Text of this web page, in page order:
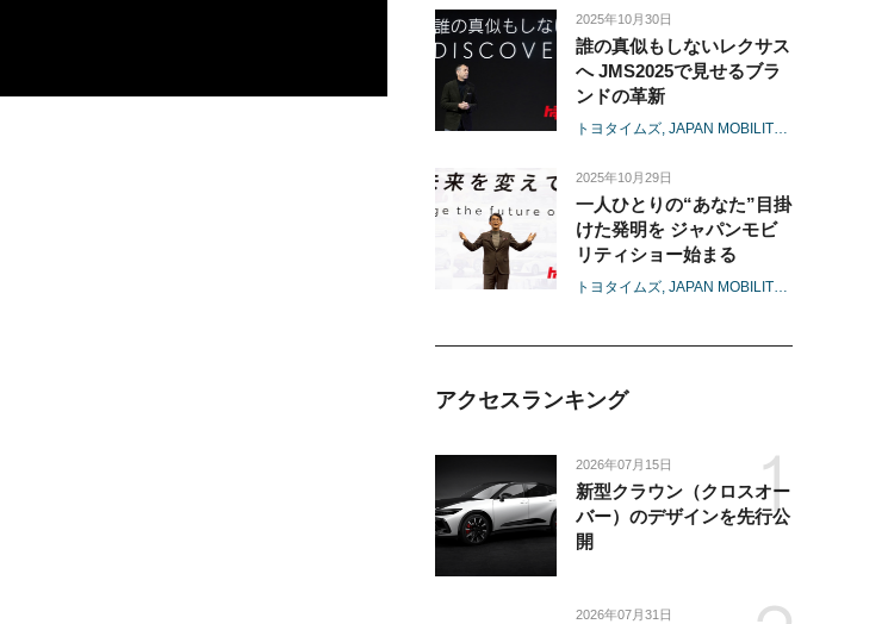
2025年10月30日
誰の真似もしないレクサス
へ JMS2025で見せるブラ
ンドの革新
トヨタイムズ JAPAN MOBILITY SHOW 2025
2025年10月29日
一人ひとりの“あなた”目掛
けた発明を ジャパンモビ
リティショー始まる
トヨタイムズ JAPAN MOBILITY SHOW 2025
アクセスランキング
2026年07月15日
新型クラウン（クロスオー
バー）のデザインを先行公
開
2026年07月31日